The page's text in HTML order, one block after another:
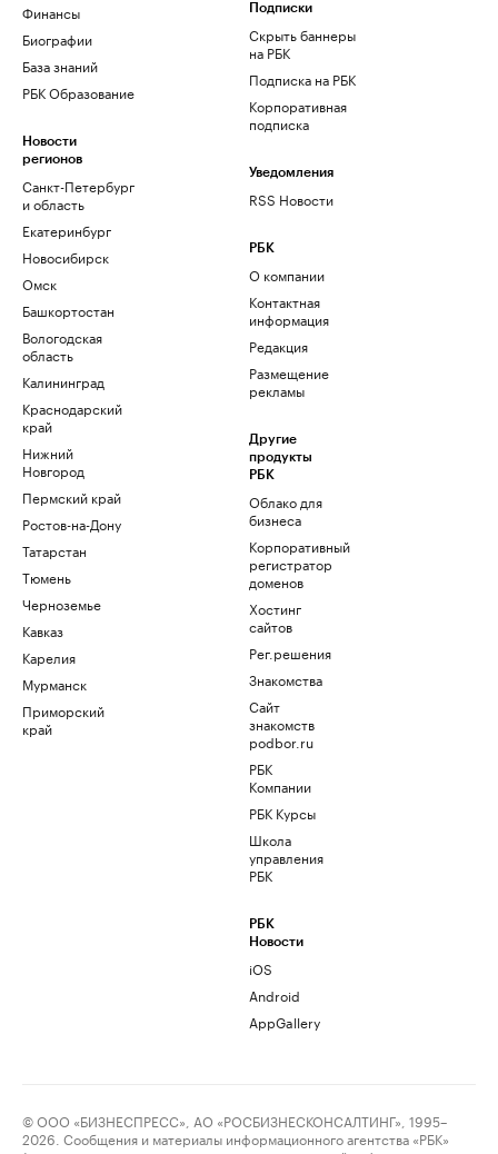
Финансы
Биографии
База знаний
РБК Образование
Новости
регионов
Санкт-Петербург
и область
Екатеринбург
Новосибирск
Омск
Башкортостан
Вологодская
область
Калининград
Краснодарский
край
Нижний
Новгород
Пермский край
Ростов-на-Дону
Татарстан
Тюмень
Черноземье
Кавказ
Карелия
Мурманск
Приморский
край
Подписки
Скрыть баннеры
на РБК
Подписка на РБК
Корпоративная
подписка
Уведомления
RSS Новости
РБК
О компании
Контактная
информация
Редакция
Размещение
рекламы
Другие
продукты
РБК
Облако для
бизнеса
Корпоративный
регистратор
доменов
Хостинг
сайтов
Рег.решения
Знакомства
Сайт
знакомств
podbor.ru
РБК
Компании
РБК Курсы
Школа
управления
РБК
РБК
Новости
iOS
Android
AppGallery
© ООО «БИЗНЕСПРЕСС», АО «РОСБИЗНЕСКОНСАЛТИНГ», 1995–
2026. Сообщения и материалы информационного агентства «РБК»